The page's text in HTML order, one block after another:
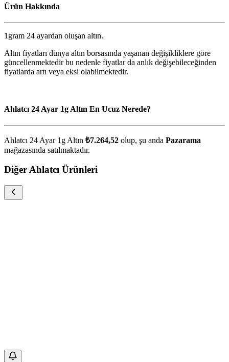
Ürün Hakkında
1gram 24 ayardan oluşan altın.
Altın fiyatları dünya altın borsasında yaşanan değişikliklere göre
güncellenmektedir bu nedenle fiyatlar da anlık değişebileceğinden
fiyatlarda artı veya eksi olabilmektedir.
Ahlatcı 24 Ayar 1g Altın En Ucuz Nerede?
Ahlatcı 24 Ayar 1g Altın ₺7.264,52 olup, şu anda Pazarama
mağazasında satılmaktadır.
Diğer Ahlatcı Ürünleri